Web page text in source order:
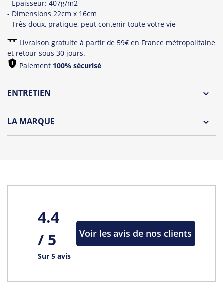
- Epaisseur: 407g/m2
- Dimensions 22cm x 16cm
- Très doux, pratique, peut contenir toute votre vie
Livraison gratuite à partir de 59€ en France métropolitaine
et retour sous 30 jours.
Paiement 100% sécurisé
ENTRETIEN
LA MARQUE
4.4
/ 5
Sur 5 avis
Voir les avis de nos clients